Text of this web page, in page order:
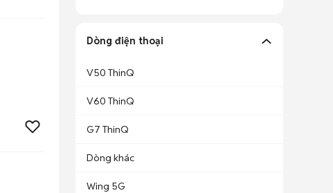
Dòng điện thoại
V50 ThinQ
V60 ThinQ
G7 ThinQ
Dòng khác
Wing 5G